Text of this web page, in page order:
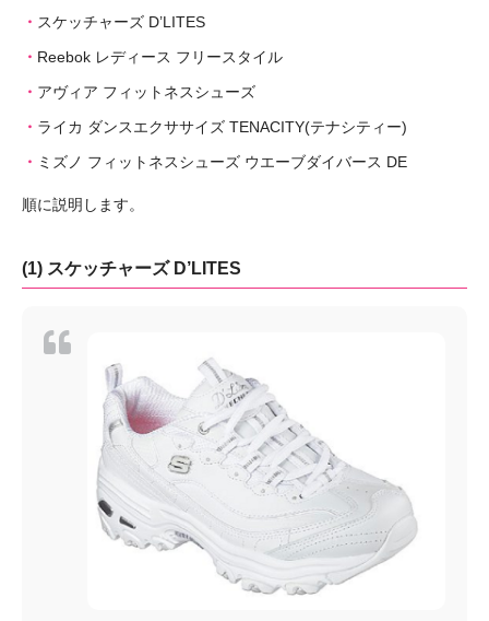
スケッチャーズ D’LITES
Reebok レディース フリースタイル
アヴィア フィットネスシューズ
ライカ ダンスエクササイズ TENACITY(テナシティー)
ミズノ フィットネスシューズ ウエーブダイバース DE
順に説明します。
(1) スケッチャーズ D’LITES